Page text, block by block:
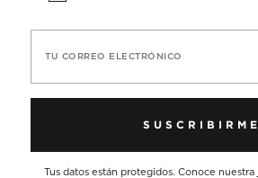
TU CORREO ELECTRÓNICO
SUSCRIBIRME
Tus datos están protegidos. Conoce nuestra